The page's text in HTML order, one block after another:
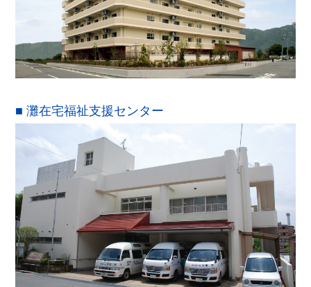
■ 灘在宅福祉支援センター